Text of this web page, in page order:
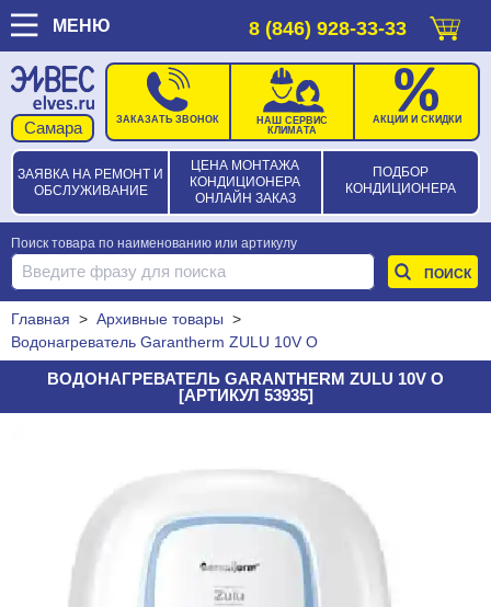
МЕНЮ 8 (846) 928-33-33
ЗАЯВКА НА РЕМОНТ И
ОБСЛУЖИВАНИЕ
ЦЕНА МОНТАЖА
КОНДИЦИОНЕРА
ОНЛАЙН ЗАКАЗ
ПОДБОР
КОНДИЦИОНЕРА
ЗАКАЗАТЬ ЗВОНОК
НАШ СЕРВИС
КЛИМАТА
АКЦИИ И СКИДКИ
Поиск товара по наименованию или артикулу
Главная > Архивные товары >
Водонагреватель Garantherm ZULU 10V O
ВОДОНАГРЕВАТЕЛЬ GARANTHERM ZULU 10V O
[АРТИКУЛ 53935]